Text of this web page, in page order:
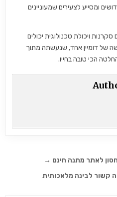
ומסייע לצעירים שמעוניינים
ויכולת טכנולוגית יכולים
של דומיין אחד, שנעשתה מתוך
הכי טובה בחייו.
לאתר מתנה חינם →
קשור לבינה מלאכותית